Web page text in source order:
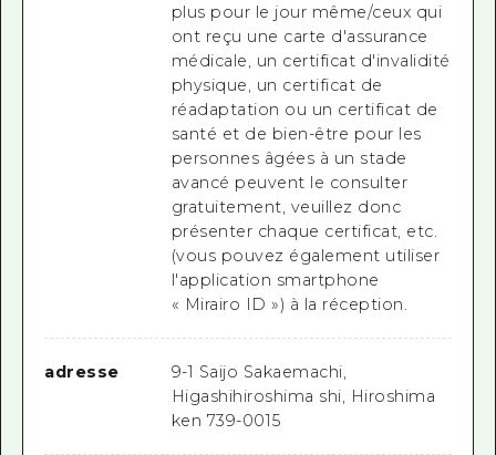
plus pour le jour même/ceux qui
ont reçu une carte d'assurance
médicale, un certificat d'invalidité
physique, un certificat de
réadaptation ou un certificat de
santé et de bien-être pour les
personnes âgées à un stade
avancé peuvent le consulter
gratuitement, veuillez donc
présenter chaque certificat, etc.
(vous pouvez également utiliser
l'application smartphone
« Mirairo ID ») à la réception.
adresse
9-1 Saijo Sakaemachi,
Higashihiroshima shi, Hiroshima
ken 739-0015